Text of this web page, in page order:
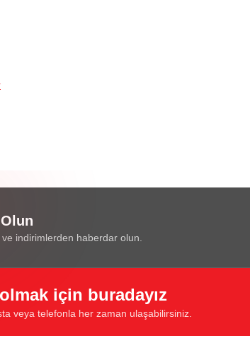
indirimlerden haberdar olun.
için buradayız
veya telefonla her zaman ulaşabilirsiniz.